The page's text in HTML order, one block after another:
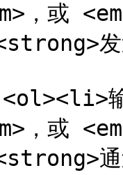
，或
输
，或
通